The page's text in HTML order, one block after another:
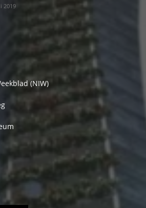
2019
(NIW)